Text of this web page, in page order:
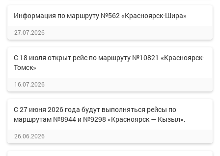
Информация по маршруту №562 «Красноярск-Шира»
27.07.2026
С 18 июля открыт рейс по маршруту №10821 «Красноярск-
Томск»
16.07.2026
С 27 июня 2026 года будут выполняться рейсы по
маршрутам №8944 и №9298 «Красноярск — Кызыл».
26.06.2026